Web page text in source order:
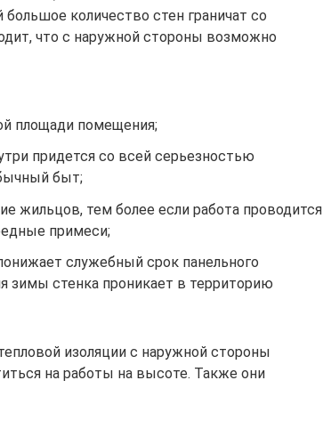
количество стен граничат со
что с наружной стороны возможно
площади помещения;
придется со всей серьезностью
быт;
жильцов, тем более если работа проводится
примеси;
служебный срок панельного
зимы стенка проникает в территорию
изоляции с наружной стороны
на работы на высоте. Также они